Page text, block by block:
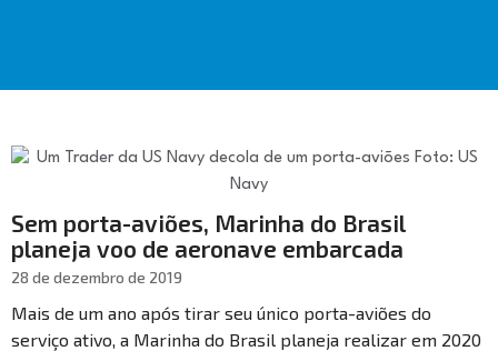
Sem porta-aviões, Marinha do Brasil
planeja voo de aeronave embarcada
28 de dezembro de 2019
Mais de um ano após tirar seu único porta-aviões do
serviço ativo, a Marinha do Brasil planeja realizar em 2020